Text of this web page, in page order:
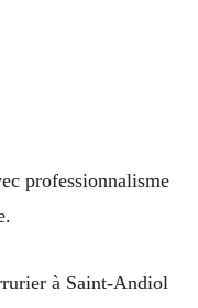
professionnalisme
à Saint-Andiol